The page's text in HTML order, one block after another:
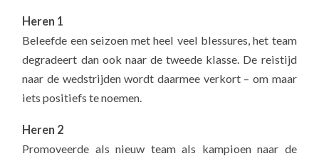
Heren 1
Beleefde een seizoen met heel veel blessures, het team
degradeert dan ook naar de tweede klasse. De reistijd
naar de wedstrijden wordt daarmee verkort – om maar
iets positiefs te noemen.
Heren 2
Promoveerde als nieuw team als kampioen naar de